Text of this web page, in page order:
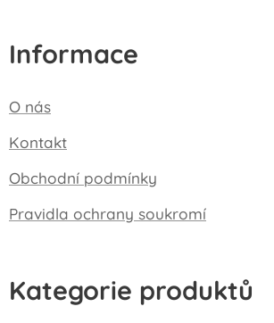
Informace
O nás
Kontakt
Obchodní podmínky
Pravidla ochrany soukromí
Kategorie produktů